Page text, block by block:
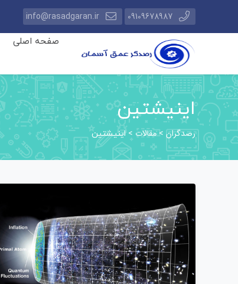
09109678987
info@rasadgaran.ir
صفحه اصلی
اینیشتین
رصدگران >مقالات >اینیشتین